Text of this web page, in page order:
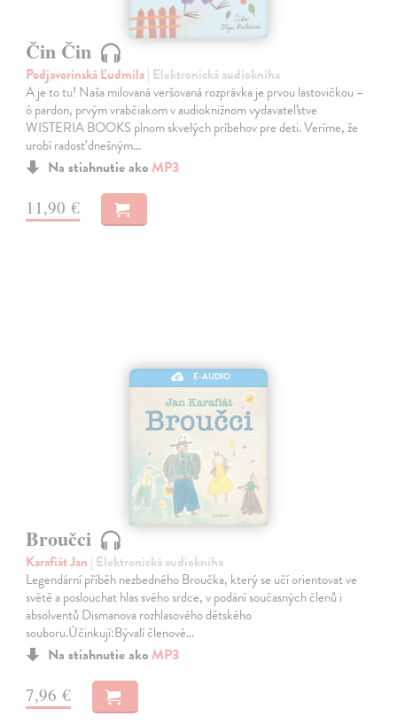
Čin Čin
Podjavorinská Ľudmila| Elektronická audiokniha
A je to tu! Naša milovaná veršovaná rozprávka je prvou lastovičkou –
ó pardon, prvým vrabčiakom v audioknižnom vydavateľstve
WISTERIA BOOKS plnom skvelých príbehov pre deti. Veríme, že
urobí radosť dnešným…
Na stiahnutie ako MP3
11,90 €
E-AUDIO
Broučci
Karafiát Jan | Elektronická audiokniha
Legendární příběh nezbedného Broučka, který se učí orientovat ve
světě a poslouchat hlas svého srdce, v podání současných členů i
absolventů Dismanova rozhlasového dětského
souboru.Účinkují:Bývalí členové…
Na stiahnutie ako MP3
7,96 €